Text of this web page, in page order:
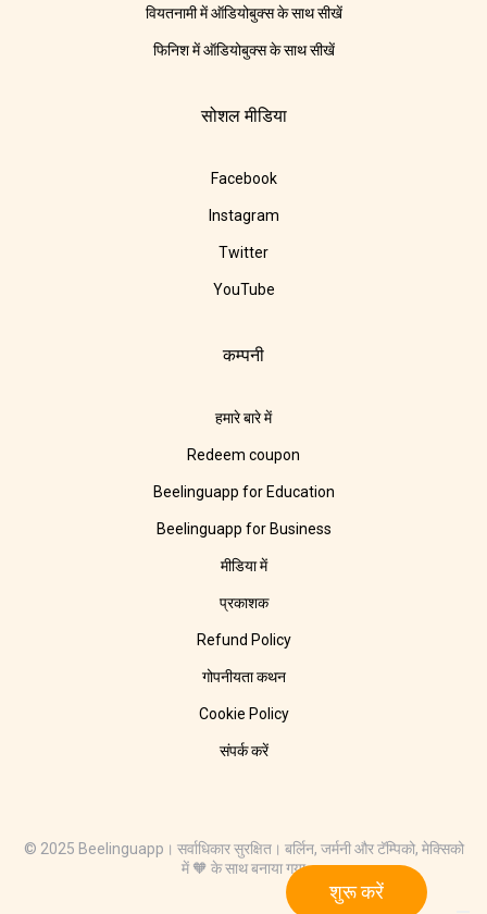
शुरू करें
वियतनामी में ऑडियोबुक्स के साथ सीखें
फिनिश में ऑडियोबुक्स के साथ सीखें
सोशल मीडिया
Facebook
Instagram
Twitter
YouTube
कम्पनी
हमारे बारे में
Redeem coupon
Beelinguapp for Education
Beelinguapp for Business
मीडिया में
प्रकाशक
Refund Policy
गोपनीयता कथन
Cookie Policy
संपर्क करें
© 2025 Beelinguapp। सर्वाधिकार सुरक्षित। बर्लिन, जर्मनी और टॅम्पिको, मेक्सिको
में 🧡 के साथ बनाया गया